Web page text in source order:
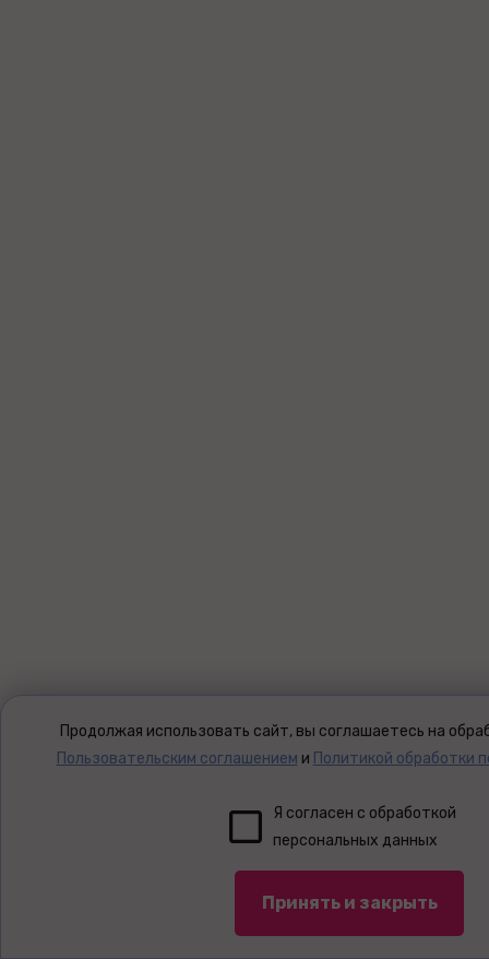
Продолжая использовать сайт, вы соглашаетесь на
Пользовательским соглашением и Политикой обработки
Я согласен с обработкой
персональных данных
Принять и закрыть